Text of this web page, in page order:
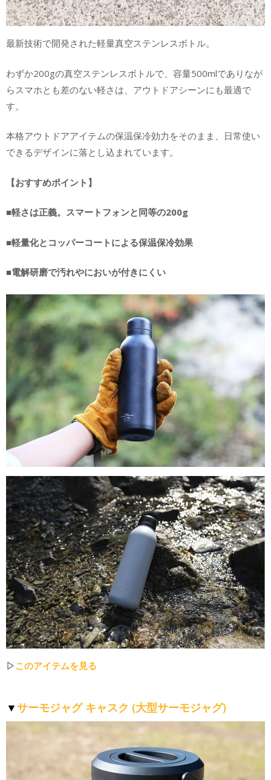
最新技術で開発された軽量真空ステンレスボトル。
わずか200gの真空ステンレスボトルで、容量500mlでありなが
らスマホとも差のない軽さは、アウトドアシーンにも最適で
す。
本格アウトドアアイテムの保温保冷効力をそのまま、日常使い
できるデザインに落とし込まれています。
【おすすめポイント】
■軽さは正義。スマートフォンと同等の200g
■軽量化とコッパーコートによる保温保冷効果
■電解研磨で汚れやにおいが付きにくい
▷このアイテムを見る
▼サーモジャグ キャスク (大型サーモジャグ)